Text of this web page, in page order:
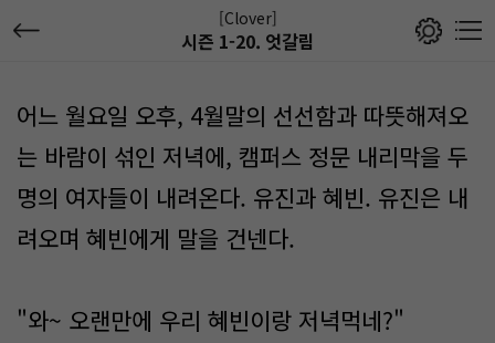
[Clover]
시즌 1-20. 엇갈림
어느 월요일 오후, 4월말의 선선함과 따뜻해져오
는 바람이 섞인 저녁에, 캠퍼스 정문 내리막을 두
명의 여자들이 내려온다. 유진과 혜빈. 유진은 내
려오며 혜빈에게 말을 건넨다.
"와~ 오랜만에 우리 혜빈이랑 저녁먹네?"